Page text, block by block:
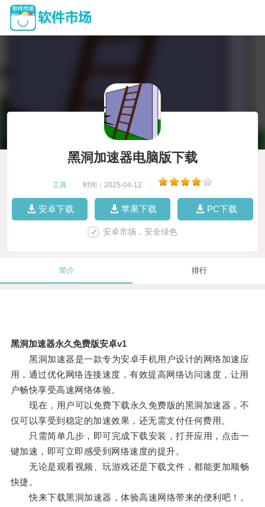
黑洞加速器电脑版下载
工具 时间：2025-04-12
安卓下载 苹果下载 PC下载
安卓市场，安全绿色
简介 排行
黑洞加速器永久免费版安卓v1
黑洞加速器是一款专为安卓手机用户设计的网络加速应
用，通过优化网络连接速度，有效提高网络访问速度，让用
户畅快享受高速网络体验。
现在，用户可以免费下载永久免费版的黑洞加速器，不
仅可以享受到稳定的加速效果，还无需支付任何费用。
只需简单几步，即可完成下载安装，打开应用，点击一
键加速，即可立即感受到网络速度的提升。
无论是观看视频、玩游戏还是下载文件，都能更加顺畅
快捷。
快来下载黑洞加速器，体验高速网络带来的便利吧！。